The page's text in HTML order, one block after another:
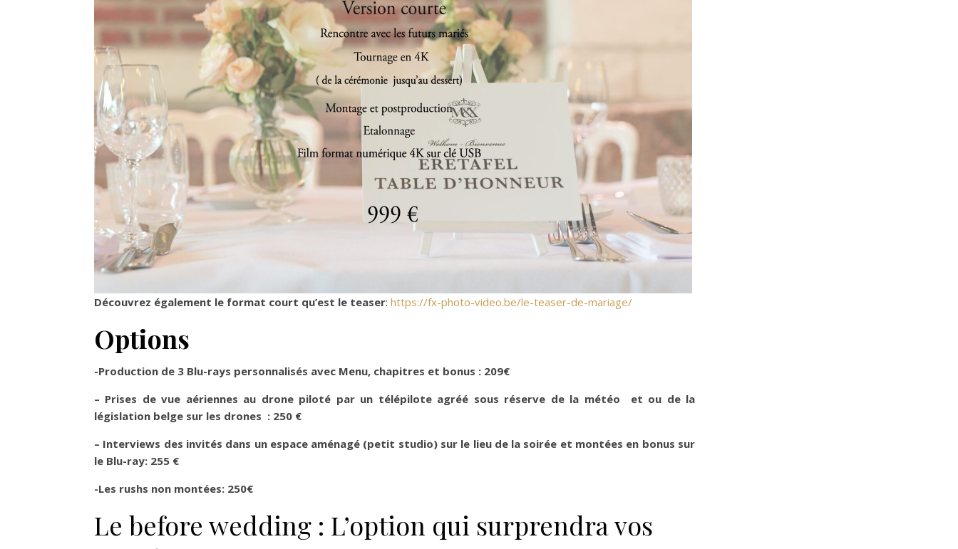
Découvrez également le format court qu’est le teaser: https://fx-photo-video.be/le-teaser-de-mariage/
Options
-Production de 3 Blu-rays personnalisés avec Menu, chapitres et bonus : 209€
– Prises de vue aériennes au drone piloté par un télépilote agréé sous réserve de la météo et ou de la
législation belge sur les drones : 250 €
– Interviews des invités dans un espace aménagé (petit studio) sur le lieu de la soirée et montées en bonus sur
le Blu-ray: 255 €
-Les rushs non montées: 250€
Le before wedding : L’option qui surprendra vos